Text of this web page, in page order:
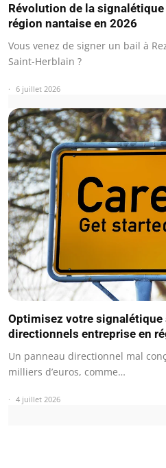
Révolution de la
région nantaise en 2026
Vous venez de signer un bail à
Saint-Herblain ?
6 juillet 2026
Optimisez votre signalétique
directionnels entreprise en
Un panneau directionnel mal
milliers d’euros, comme…
4 juillet 2026